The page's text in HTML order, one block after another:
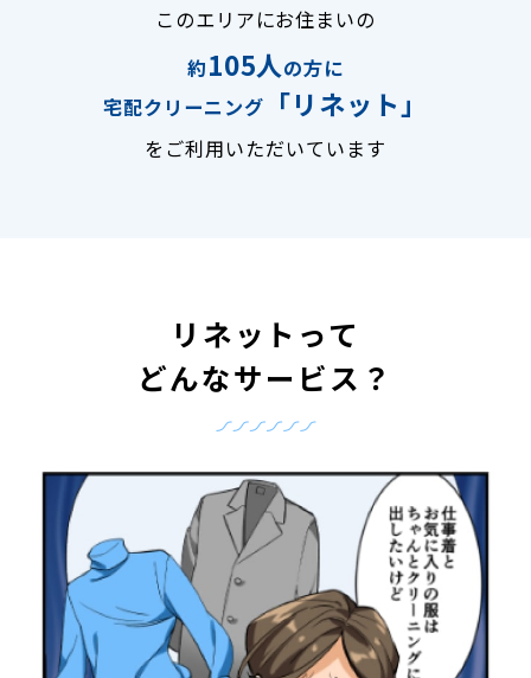
このエリアにお住まいの
約105人の方に
宅配クリーニング
「リネット」
をご利用いただいています
リネットって
どんなサービス？